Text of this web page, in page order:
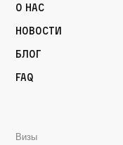
О нас
Новости
Блог
FAQ
Визы